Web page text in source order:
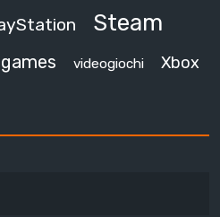
Steam
videogiochi Xbox